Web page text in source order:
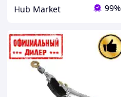
Hub Market 99%